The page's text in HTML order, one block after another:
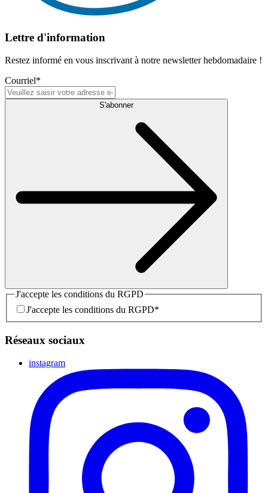
Lettre d'information
Restez informé en vous inscrivant à notre newsletter hebdomadaire !
Courriel*
S'abonner
J'accepte les conditions du RGPD
J'accepte les conditions du RGPD*
Réseaux sociaux
instagram